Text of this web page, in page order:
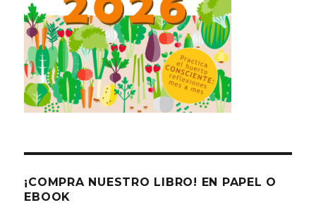
¡COMPRA NUESTRO LIBRO! EN PAPEL O
EBOOK